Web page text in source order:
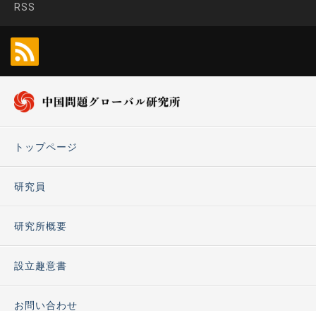
RSS
トップページ
研究員
研究所概要
設立趣意書
お問い合わせ